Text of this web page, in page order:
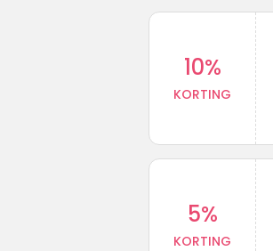
10%
KORTING
5%
KORTING